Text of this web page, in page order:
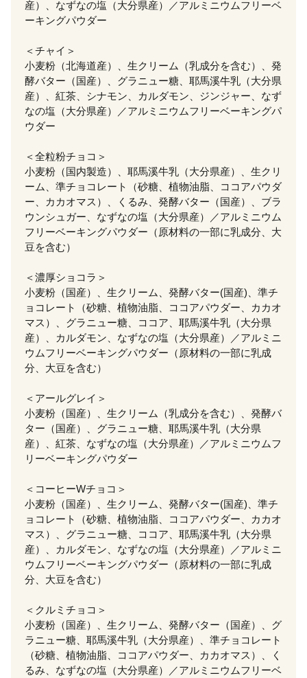
産）、なずなの塩（大分県産）／アルミニウムフリーベ
ーキングパウダー
＜チャイ＞
小麦粉（北海道産）、生クリーム（乳成分を含む）、発
酵バター（国産）、グラニュー糖、耶馬溪牛乳（大分県
産）、紅茶、シナモン、カルダモン、ジンジャー、なず
なの塩（大分県産）／アルミニウムフリーベーキングパ
ウダー
＜全粒粉チョコ＞
小麦粉（国内製造）、耶馬溪牛乳（大分県産）、生クリ
ーム、準チョコレート（砂糖、植物油脂、ココアパウダ
ー、カカオマス）、くるみ、発酵バター（国産）、ブラ
ウンシュガー、なずなの塩（大分県産）／アルミニウム
フリーベーキングパウダー（原材料の一部に乳成分、大
豆を含む）
＜濃厚ショコラ＞
小麦粉（国産）、生クリーム、発酵バター(国産)、準チ
ョコレート（砂糖、植物油脂、ココアパウダー、カカオ
マス）、グラニュー糖、ココア、耶馬溪牛乳（大分県
産）、カルダモン、なずなの塩（大分県産）／アルミニ
ウムフリーベーキングパウダー（原材料の一部に乳成
分、大豆を含む）
＜アールグレイ＞
小麦粉（国産）、生クリーム（乳成分を含む）、発酵バ
ター（国産）、グラニュー糖、耶馬溪牛乳（大分県
産）、紅茶、なずなの塩（大分県産）／アルミニウムフ
リーベーキングパウダー
＜コーヒーWチョコ＞
小麦粉（国産）、生クリーム、発酵バター(国産)、準チ
ョコレート（砂糖、植物油脂、ココアパウダー、カカオ
マス）、グラニュー糖、ココア、耶馬溪牛乳（大分県
産）、カルダモン、なずなの塩（大分県産）／アルミニ
ウムフリーベーキングパウダー（原材料の一部に乳成
分、大豆を含む）
＜クルミチョコ＞
小麦粉（国産）、生クリーム、発酵バター（国産）、グ
ラニュー糖、耶馬溪牛乳（大分県産）、準チョコレート
（砂糖、植物油脂、ココアパウダー、カカオマス）、く
るみ、なずなの塩（大分県産）／アルミニウムフリーベ